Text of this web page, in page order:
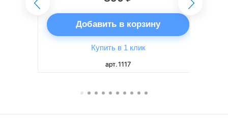
Добавить в корзину
Купить в 1 клик
арт. 1117